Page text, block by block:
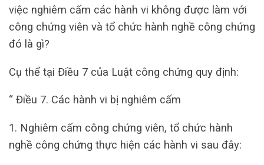
việc nghiêm cấm các hành vi không được làm với
công chứng viên và tổ chức hành nghề công chứng
đó là gì?
Cụ thể tại Điều 7 của Luật công chứng quy định:
“ Điều 7. Các hành vi bị nghiêm cấm
1. Nghiêm cấm công chứng viên, tổ chức hành
nghề công chứng thực hiện các hành vi sau đây: